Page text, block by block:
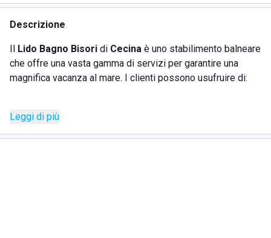
Descrizione
Il Lido Bagno Bisori di Cecina è uno stabilimento balneare
che offre una vasta gamma di servizi per garantire una
magnifica vacanza al mare. I clienti possono usufruire di:
Ombrelloni, lettini e sdrai
Leggi di più